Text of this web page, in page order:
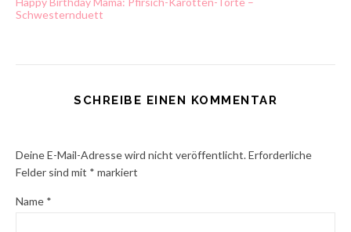
Schwesternduett
SCHREIBE EINEN KOMMENTAR
Deine E-Mail-Adresse wird nicht veröffentlicht.Erforderliche
Felder sind mit * markiert
Name *